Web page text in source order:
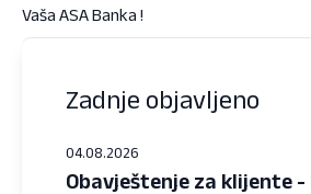
Vaša ASA Banka !
Zadnje objavljeno
04.08.2026
Obavještenje za klijente -